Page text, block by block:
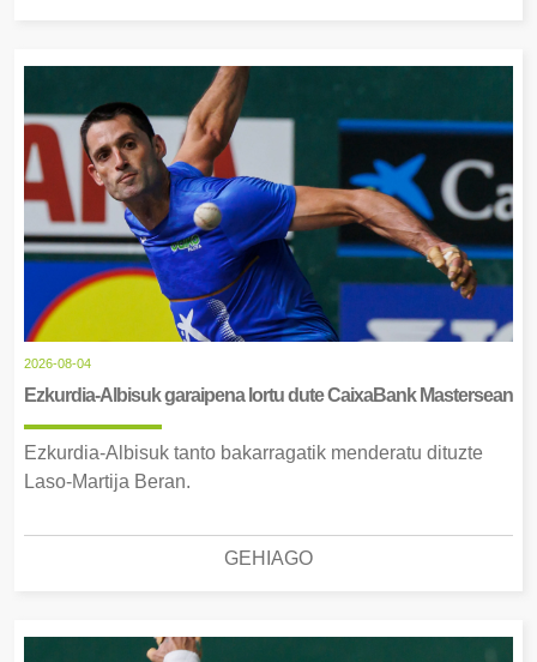
2026-08-04
Ezkurdia-Albisuk garaipena lortu dute CaixaBank Mastersean
Ezkurdia-Albisuk tanto bakarragatik menderatu dituzte
Laso-Martija Beran.
GEHIAGO